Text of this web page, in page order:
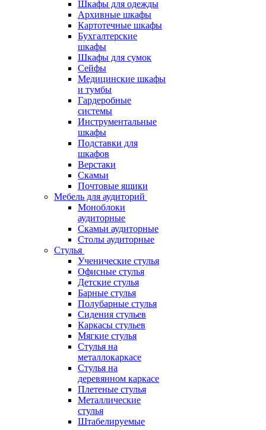
Шкафы для одежды
Архивные шкафы
Картотечные шкафы
Бухгалтерские
шкафы
Шкафы для сумок
Сейфы
Медицинские шкафы
и тумбы
Гардеробные
системы
Инструментальные
шкафы
Подставки для
шкафов
Верстаки
Скамьи
Почтовые ящики
Мебель для аудиторий
Моноблоки
аудиторные
Скамьи аудиторные
Столы аудиторные
Стулья
Ученические стулья
Офисные стулья
Детские стулья
Барные стулья
Полубарные стулья
Сидения стульев
Каркасы стульев
Мягкие стулья
Стулья на
металлокаркасе
Стулья на
деревянном каркасе
Плетеные стулья
Металлические
стулья
Штабелируемые